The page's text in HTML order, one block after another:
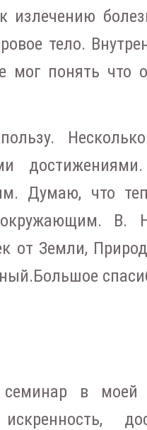
излечению
тело.
мог понять что
Думаю, что
В.
от Земли,
в моей